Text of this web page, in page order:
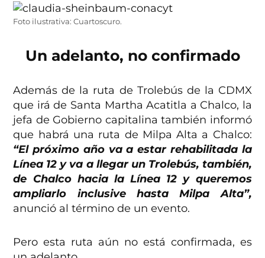
Foto ilustrativa: Cuartoscuro.
Un adelanto, no confirmado
Además de la ruta de Trolebús de la CDMX
que irá de Santa Martha Acatitla a Chalco, la
jefa de Gobierno capitalina también informó
que habrá una ruta de Milpa Alta a Chalco:
“El próximo año va a estar rehabilitada la
Línea 12 y va a llegar un Trolebús, también,
de Chalco hacia la Línea 12 y queremos
ampliarlo inclusive hasta Milpa Alta”,
anunció al término de un evento.
Pero esta ruta aún no está confirmada, es